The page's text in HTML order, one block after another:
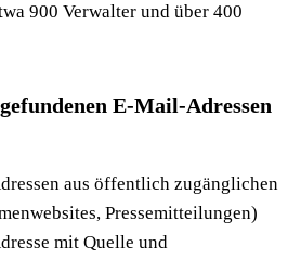
900 Verwalter und über 400
E-Mail-Adressen
aus öffentlich zugänglichen
Pressemitteilungen)
mit Quelle und